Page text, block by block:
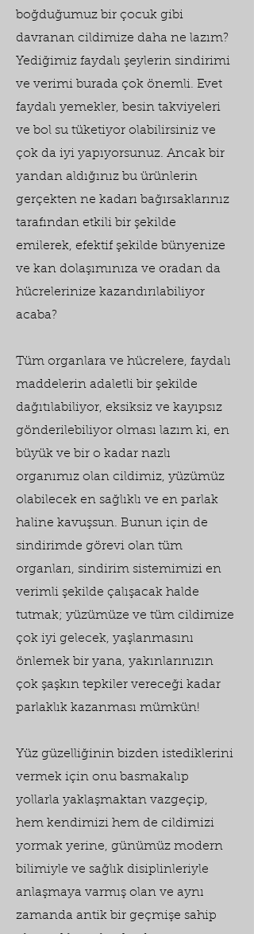
boğduğumuz bir çocuk gibi
davranan cildimize daha ne lazım?
Yediğimiz faydalı şeylerin sindirimi
ve verimi burada çok önemli. Evet
faydalı yemekler, besin takviyeleri
ve bol su tüketiyor olabilirsiniz ve
çok da iyi yapıyorsunuz. Ancak bir
yandan aldığınız bu ürünlerin
gerçekten ne kadarı bağırsaklarınız
tarafından etkili bir şekilde
emilerek, efektif şekilde bünyenize
ve kan dolaşımınıza ve oradan da
hücrelerinize kazandırılabiliyor
acaba?
Tüm organlara ve hücrelere, faydalı
maddelerin adaletli bir şekilde
dağıtılabiliyor, eksiksiz ve kayıpsız
gönderilebiliyor olması lazım ki, en
büyük ve bir o kadar nazlı
organımız olan cildimiz, yüzümüz
olabilecek en sağlıklı ve en parlak
haline kavuşsun. Bunun için de
sindirimde görevi olan tüm
organları, sindirim sistemimizi en
verimli şekilde çalışacak halde
tutmak; yüzümüze ve tüm cildimize
çok iyi gelecek, yaşlanmasını
önlemek bir yana, yakınlarınızın
çok şaşkın tepkiler vereceği kadar
parlaklık kazanması mümkün!
Yüz güzelliğinin bizden istediklerini
vermek için onu basmakalıp
yollarla yaklaşmaktan vazgeçip,
hem kendimizi hem de cildimizi
yormak yerine, günümüz modern
bilimiyle ve sağlık disiplinleriyle
anlaşmaya varmış olan ve aynı
zamanda antik bir geçmişe sahip